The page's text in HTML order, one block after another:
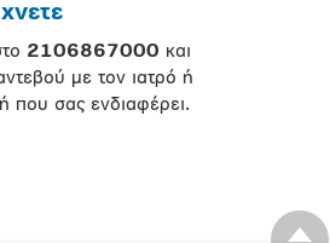
2106867000 και
με τον ιατρό ή
που σας ενδιαφέρει.